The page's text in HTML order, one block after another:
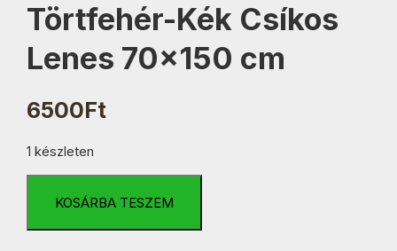
Törtfehér-Kék Csíkos
Lenes 70×150 cm
6500Ft
1 készleten
KOSÁRBA TESZEM